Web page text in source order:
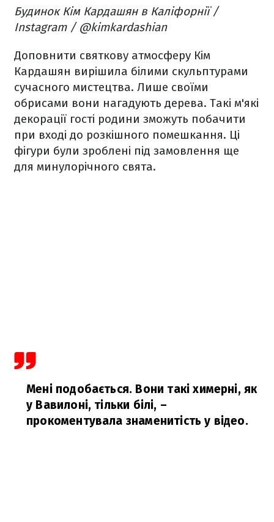
Будинок Кім Кардашян в Каліфорнії /
Instagram / @kimkardashian
Доповнити святкову атмосферу Кім
Кардашян вирішила білими скульптурами
сучасного мистецтва. Лише своїми
обрисами вони нагадують дерева. Такі м'які
декорації гості родини зможуть побачити
при вході до розкішного помешкання. Ці
фігури були зроблені під замовлення ще
для минулорічного свята.
Мені подобається. Вони такі химерні, як
у Вавилоні, тільки білі, –
прокоментувала знаменитість у відео.